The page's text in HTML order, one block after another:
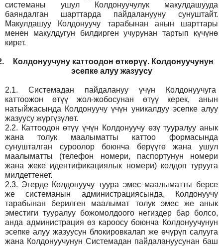
системаны ушул Колдонуучулук макулдашууда
баяндалган шарттарда пайдаланууну сунуштайт.
Макулдашуу Колдонуучу тарабынан анын шарттары
менен макулдугун билдирген учурунан тартып күчүнө
кирет.
Колдонуучуну каттоодон өткөрүү. Колдонуучунун
эсепке алуу жазуусу
2.1.
Системадан пайдалануу үчүн Колдонуучуга
каттоожон өтүү жол-жобосунан өтүү керек, анын
натыйжасында Колдонуучу үчүн уникалдуу эсепке алуу
жазуусу жүргүзүлөт.
2.2. Каттоодон өтүү үчүн Колдонуучу өзү тууралуу анык
жана толук маалыматты каттоо формасында
сунушталган суроолор боюнча берүүгө жана ушул
маалыматты (телефон номери, паспортунун номери
жана жеке идентификациялык номери) колдоп турууга
милдеттенет.
2.3. Эгерде Колдонуучу туура эмес маалыматты берсе
же системанын администрациясында, Колдонуучу
тарабынан берилген маалымат толук эмес же анык
эместиги тууралуу божомолдоого негиздер бар болсо,
анда администрация өз кароосу боюнча Колдонуучунун
эсепке алуу жазуусун блокировкалап же өчүрүп салууга
жана Колдонуучунун Системадан пайдалануусунан баш